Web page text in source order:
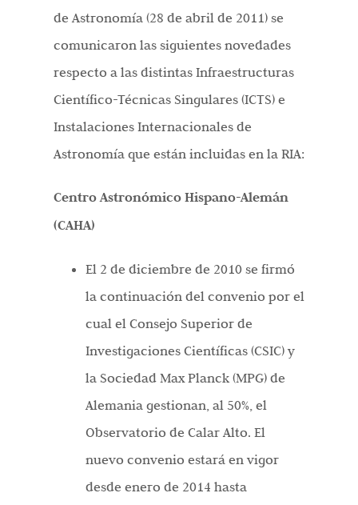
de Astronomía (28 de abril de 2011) se
comunicaron las siguientes novedades
respecto a las distintas Infraestructuras
Científico-Técnicas Singulares (ICTS) e
Instalaciones Internacionales de
Astronomía que están incluidas en la RIA:
Centro Astronómico Hispano-Alemán
(CAHA)
El 2 de diciembre de 2010 se firmó
la continuación del convenio por el
cual el Consejo Superior de
Investigaciones Científicas (CSIC) y
la Sociedad Max Planck (MPG) de
Alemania gestionan, al 50%, el
Observatorio de Calar Alto. El
nuevo convenio estará en vigor
desde enero de 2014 hasta